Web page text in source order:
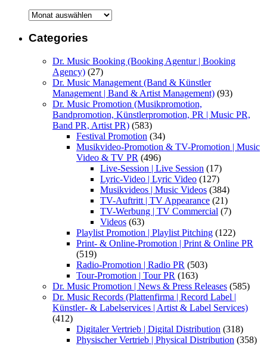
Archive
Categories
Dr. Music Booking (Booking Agentur | Booking
Agency) (27)
Dr. Music Management (Band & Künstler
Management | Band & Artist Management) (93)
Dr. Music Promotion (Musikpromotion,
Bandpromotion, Künstlerpromotion, PR | Music PR,
Band PR, Artist PR) (583)
Festival Promotion (34)
Musikvideo-Promotion & TV-Promotion | Music
Video & TV PR (496)
Live-Session | Live Session (17)
Lyric-Video | Lyric Video (127)
Musikvideos | Music Videos (384)
TV-Auftritt | TV Appearance (21)
TV-Werbung | TV Commercial (7)
Videos (63)
Playlist Promotion | Playlist Pitching (122)
Print- & Online-Promotion | Print & Online PR
(519)
Radio-Promotion | Radio PR (503)
Tour-Promotion | Tour PR (163)
Dr. Music Promotion | News & Press Releases (585)
Dr. Music Records (Plattenfirma | Record Label |
Künstler- & Labelservices | Artist & Label Services)
(412)
Digitaler Vertrieb | Digital Distribution (318)
Physischer Vertrieb | Physical Distribution (358)